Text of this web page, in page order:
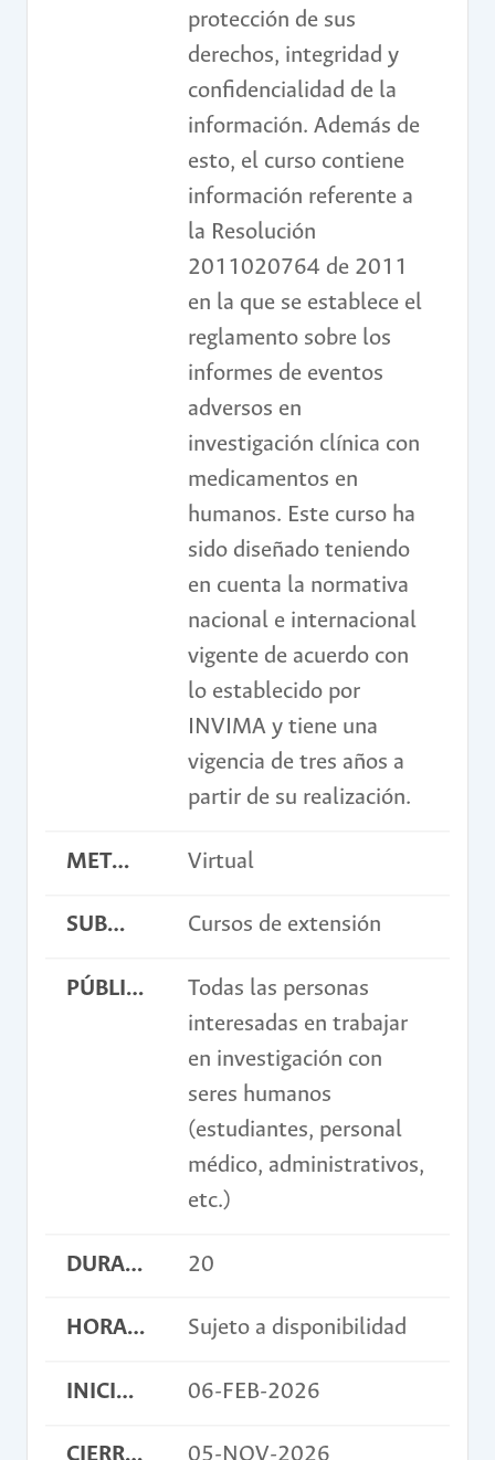
protección de sus
derechos, integridad y
confidencialidad de la
información. Además de
esto, el curso contiene
información referente a
la Resolución
2011020764 de 2011
en la que se establece el
reglamento sobre los
informes de eventos
adversos en
investigación clínica con
medicamentos en
humanos. Este curso ha
sido diseñado teniendo
en cuenta la normativa
nacional e internacional
vigente de acuerdo con
lo establecido por
INVIMA y tiene una
vigencia de tres años a
partir de su realización.
METODOLOGÍA Virtual
SUBMODALIDAD Cursos de extensión
PÚBLICO OBJETIVO
Todas las personas
interesadas en trabajar
en investigación con
seres humanos
(estudiantes, personal
médico, administrativos,
etc.)
DURACIÓN EN HORAS 20
HORARIO Sujeto a disponibilidad
INICIO INSCRIPCIONES 06-FEB-2026